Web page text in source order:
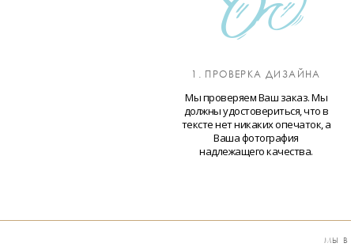
1. ПРОВЕРКА ДИЗАЙНА
Мы проверяем Ваш заказ. Мы
должны удостовериться, что в
тексте нет никаких опечаток, а
Ваша фотография
надлежащего качества.
МЫ В